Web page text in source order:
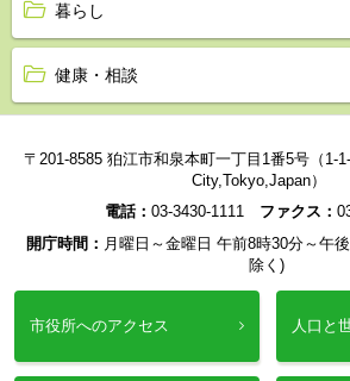
暮らし
健康・相談
〒201-8585 狛江市和泉本町一丁目1番5号（1-
City,Tokyo,Japan）
電話： 03-3430-1111 ファクス：
開庁時間： 月曜日～金曜日 午前8時30分～午
除く)
市役所へのアクセス 人口と